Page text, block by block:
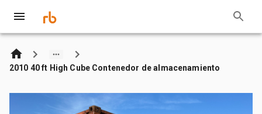
2010 40 ft High Cube Contenedor de almacenamiento